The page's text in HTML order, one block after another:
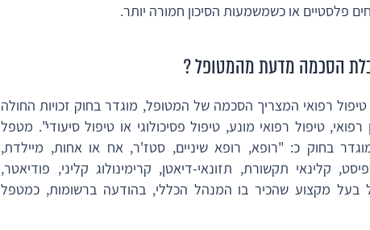
פלסטיים או כשמשמעות הסיכון חמורה יותר.
הסכמה מדעת מהמטופל ?
טיפול רפואי המצריך הסכמה של המטופל, מוגדר בחוק זכויות החולה
טיפול רפואי מונע, טיפול פסיכולוגי או טיפול סיעודי". מטפל
בחוק כ: "רופא, רופא שיניים, סטז'ר, אח או אחות, מיילדת,
קלינאי תקשורת, תזונאי-דיאטן, קרימינולוג קליני, פודיאטר,
בעל מקצוע שהכיר בו המנהל הכללי, בהודעה ברשומות, כמטפל